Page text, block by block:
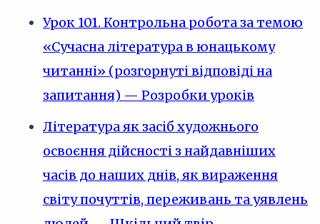
Урок 101. Контрольна робота за темою
«Сучасна література в юнацькому
читанні» (розгорнуті відповіді на
запитання) — Розробки уроків
Література як засіб художнього
освоєння дійсності з найдавніших
часів до наших днів, як вираження
світу почуттів, переживань та уявлень